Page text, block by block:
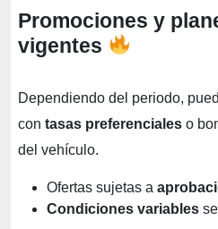
Promociones y
vigentes
Dependiendo del periodo,
con tasas preferenciales o
del vehículo.
Ofertas sujetas a
Condiciones variables